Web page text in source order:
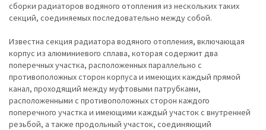
сборки радиаторов водяного отопления из нескольких таких
секций, соединяемых последовательно между собой.
Известна секция радиатора водяного отопления, включающая
корпус из алюминиевого сплава, которая содержит два
поперечных участка, расположенных параллельно с
противоположных сторон корпуса и имеющих каждый прямой
канал, проходящий между муфтовыми патрубками,
расположенными с противоположных сторон каждого
поперечного участка и имеющими каждый участок с внутренней
резьбой, а также продольный участок, соединяющий